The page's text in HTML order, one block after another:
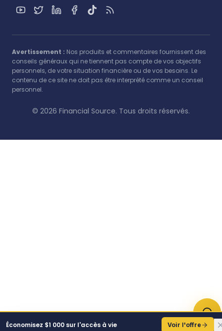
Avertissement : Nos produits et commentaires fournissent des
conseils généraux qui ne tiennent pas compte de vos objectifs
personnels, de votre situation financière ou de vos besoins. Le
contenu de ce site ne doit pas être interprété comme un conseil
personnel.
© 2026 Financial Source. Tous droits réservés.
Économisez $1 000 sur l'accès à vie Voir l'offre